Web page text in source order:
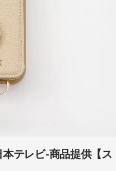
テレビ-商品提供【ス